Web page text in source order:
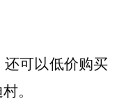
可以低价购买
。